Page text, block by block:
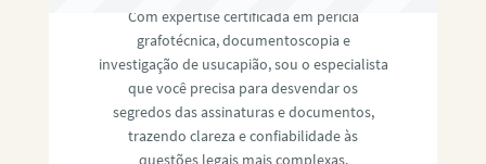
Com expertise certificada em perícia
grafotécnica, documentoscopia e
investigação de usucapião, sou o especialista
que você precisa para desvendar os
segredos das assinaturas e documentos,
trazendo clareza e confiabilidade às
questões legais mais complexas.